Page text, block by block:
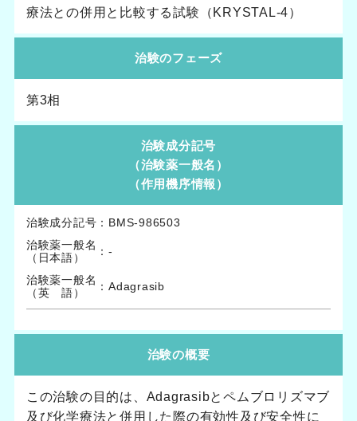
療法との併用と比較する試験（KRYSTAL-4）
治験のフェーズ
第3相
治験成分記号
（治験薬一般名）
（作用機序情報）
治験成分記号 ： BMS-986503
治験薬一般名
（日本語）
：-
治験薬一般名
（英 語）
：Adagrasib
治験の概要
この治験の目的は、Adagrasibとペムブロリズマブ
及び化学療法と併用した際の有効性及び安全性に